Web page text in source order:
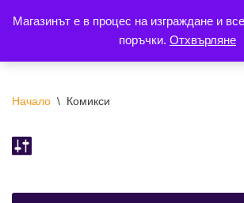
Магазинът е в процес на изграждане и
поръчки. Отхвърляне
към
Начало \ Комикси